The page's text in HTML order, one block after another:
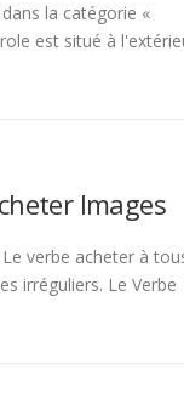
la catégorie «
est situé à
Images
verbe acheter à
irréguliers. Le Verbe